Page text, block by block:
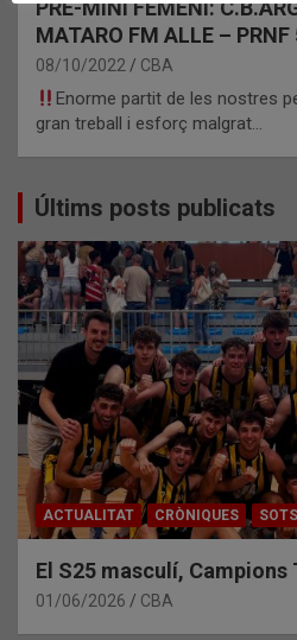
PRE-MINI FEMENÍ:
MATARO FM ALLE – PRNF
08/10/2022 CBA
Enorme partit de les nostres
gran treball i esforç malgrat…
Últims posts publicats
ACTUALITAT CRÒNIQUES
El S25 masculí,
01/06/2026 CBA